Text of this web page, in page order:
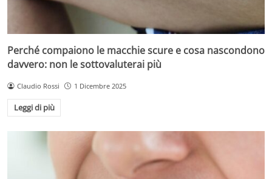
Perché compaiono le macchie scure e cosa nascondono
davvero: non le sottovaluterai più
Claudio Rossi 1 Dicembre 2025
Leggi di più